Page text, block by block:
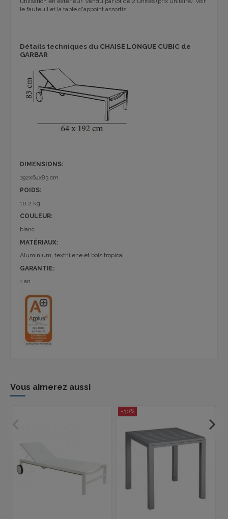
le fauteuil et la table d'appoint assortis.
Détails techniques du CHAISE LONGUE CUBIC de
GARBAR
DIMENSIONS:
192x64x83 cm
POIDS:
10.2 kg
COULEUR:
blanc
MATÉRIAUX:
Aluminium, texthilene et bois tropical
GARANTIE:
1 an
Vous aimerez aussi
-30%